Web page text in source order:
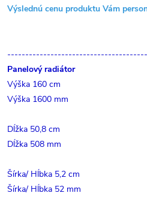
Výslednú cenu produktu Vám
Panelový radiátor
Výška 160 cm
Výška 1600 mm
Dĺžka 50,8 cm
Dĺžka 508 mm
Šírka/ Hĺbka 5,2 cm
Šírka/ Hĺbka 52 mm